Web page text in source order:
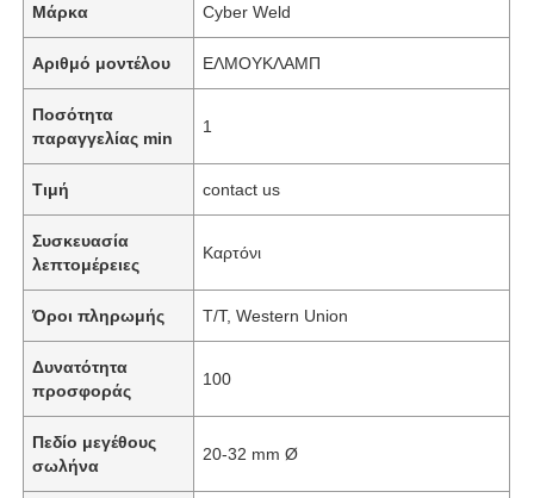
Μάρκα Cyber Weld
Αριθμό μοντέλου ΕΛΜΟΥΚΛΑΜΠ
Ποσότητα
παραγγελίας min
1
Τιμή contact us
Συσκευασία
λεπτομέρειες
Καρτόνι
Όροι πληρωμής T/T, Western Union
Δυνατότητα
προσφοράς
100
Πεδίο μεγέθους
σωλήνα
20-32 mm Ø